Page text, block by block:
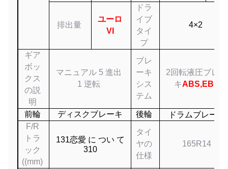
排出量
ユーロ
VI
ドラ
イブ
タイ
プ
4×2
ギア
ボッ
クス
の説
明
マニュアル 5 進出
1 逆転
ブレ
ーキ
シス
テム
2回転液圧ブレー
キABS,EBD
前輪 ディスクブレーキ 後輪
ドラムブレーキ
F/R
トラ
ック
((mm)
131恋愛 に つい て
310
タイ
ヤの
仕様
1 65R14